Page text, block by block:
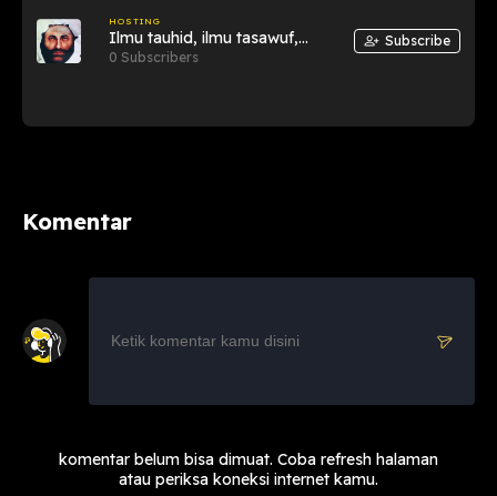
HOSTING
Ilmu tauhid, ilmu tasawuf,
hakikat, makrifat
0 Subscribers
Subscribe
Komentar
komentar belum bisa dimuat. Coba refresh halaman
atau periksa koneksi internet kamu.